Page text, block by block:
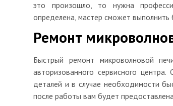
это произошло, то нужна
определена, мастер сможет
Ремонт
Быстрый ремонт микроволновой
авторизованного сервисного
деталей и в случае необходимости
после работы вам будет